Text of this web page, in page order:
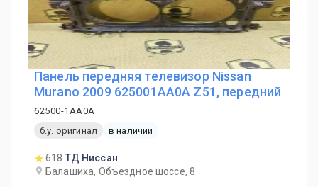
Панель передняя телевизор Nissan
Murano 2009 625001AA0A Z51, передний
62500-1AA0A
б.у. оригинал
в наличии
618 ТД Ниссан
Балашиха, Объездное шоссе, 8